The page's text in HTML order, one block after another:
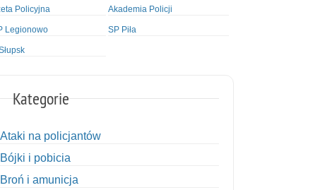
Policyjna Akademia Policji
Legionowo SP Piła
Kategorie
Ataki na policjantów
Bójki i pobicia
Broń i amunicja